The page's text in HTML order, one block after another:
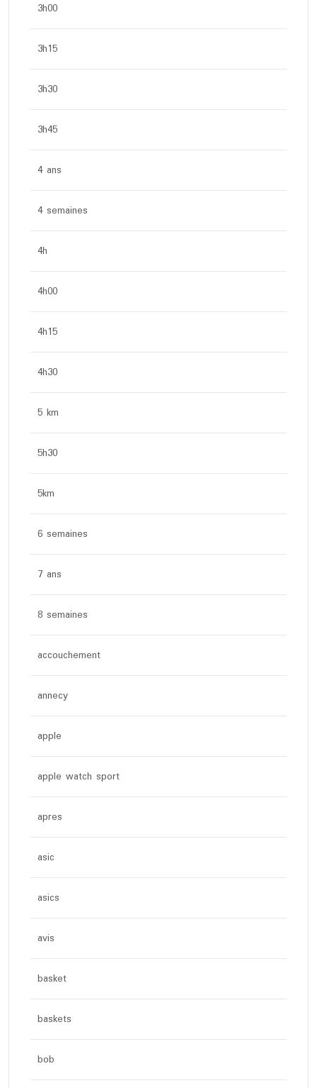
3h00
3h15
3h30
3h45
4 ans
4 semaines
4h
4h00
4h15
4h30
5 km
5h30
5km
6 semaines
7 ans
8 semaines
accouchement
annecy
apple
apple watch sport
apres
asic
asics
avis
basket
baskets
bob